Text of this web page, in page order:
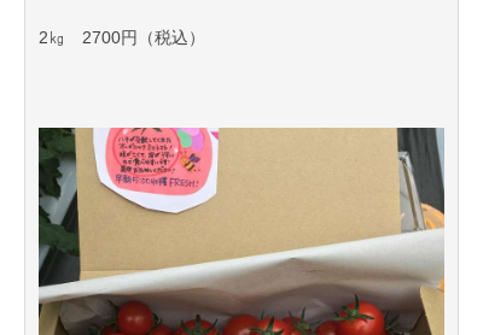
2㎏ 2700円（税込）